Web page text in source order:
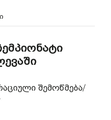
შემოწმება/